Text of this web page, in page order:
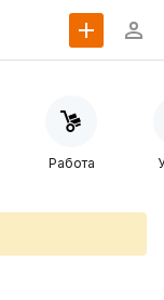
Работа